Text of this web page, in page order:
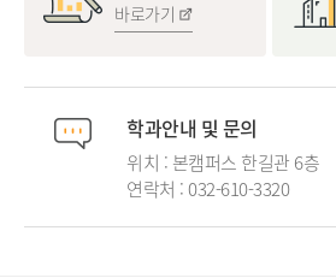
바로가기
학과안내 및 문의
위치 : 본캠퍼스 한길관 6층
연락처 :032-610-3320